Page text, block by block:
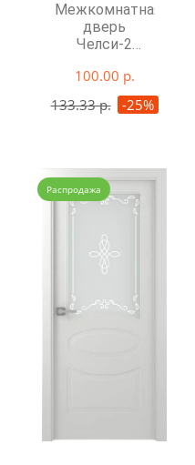
Межкомнатная
дверь
Челси-2
100.00 р.
133.33 р.
-25%
Распродажа